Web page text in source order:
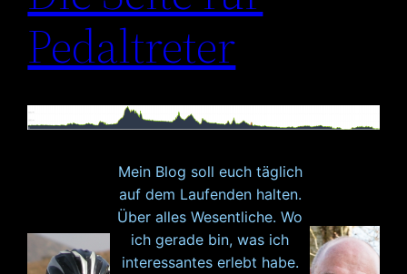
Pedaltreter
Mein Blog soll euch täglich
auf dem Laufenden halten.
Über alles Wesentliche. Wo
ich gerade bin, was ich
interessantes erlebt habe.